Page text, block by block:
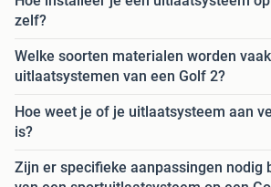
zelf?
Welke soorten materialen worden
uitlaatsystemen van een Golf 2?
Hoe weet je of je uitlaatsysteem aan
is?
Zijn er specifieke aanpassingen nodig